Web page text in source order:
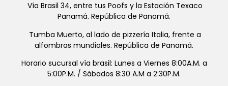
Vía Brasil 34, entre tus Poofs y la Estación Texaco
Panamá. República de Panamá.
Tumba Muerto, al lado de pizzería Italia, frente a
alfombras mundiales. República de Panamá.
Horario sucursal vía brasil: Lunes a Viernes 8:00A.M. a
5:00P.M. / Sábados 8:30 A.M a 2:30P.M.